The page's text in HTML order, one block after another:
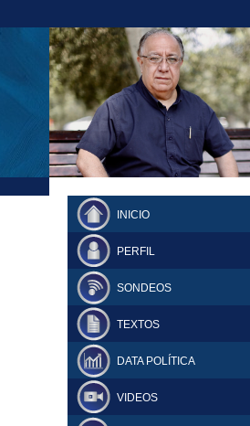
FERNANDO TUESTA
DOMINGO
INICIO
PERFIL
SONDEOS
TEXTOS
DATA POLÍTICA
VIDEOS